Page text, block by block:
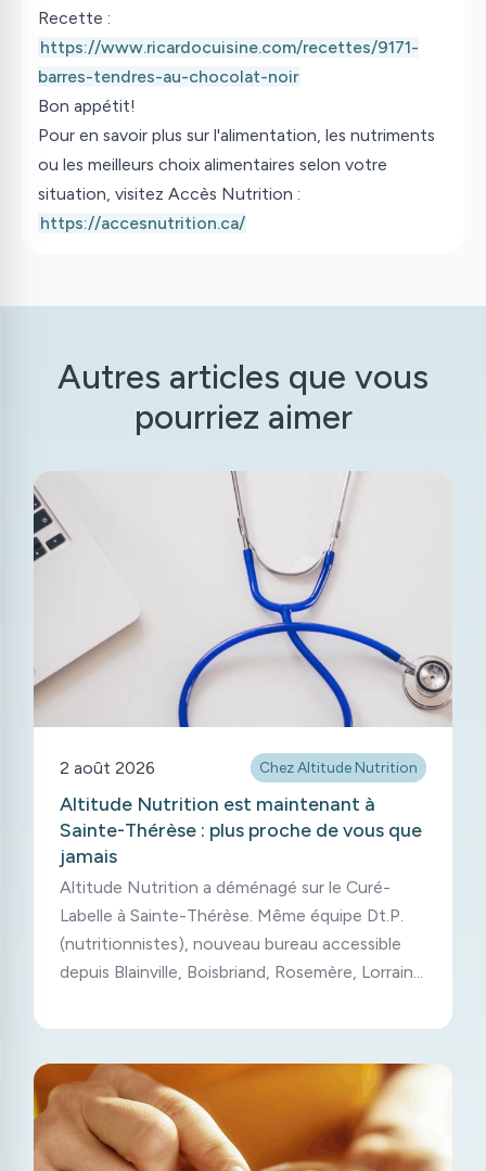
Recette :
https://www.ricardocuisine.com/recettes/9171-
barres-tendres-au-chocolat-noir
Bon appétit!
Pour en savoir plus sur l'alimentation, les nutriments
ou les meilleurs choix alimentaires selon votre
situation, visitez Accès Nutrition :
https://accesnutrition.ca/
Autres articles que vous
pourriez aimer
2 août 2026 Chez Altitude Nutrition
Altitude Nutrition est maintenant à
Sainte-Thérèse : plus proche de vous que
jamais
Altitude Nutrition a déménagé sur le Curé-
Labelle à Sainte-Thérèse. Même équipe Dt.P.
(nutritionnistes), nouveau bureau accessible
depuis Blainville, Boisbriand, Rosemère, Lorraine